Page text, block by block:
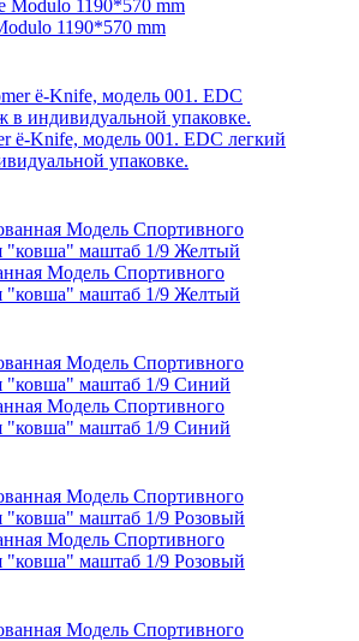
1190*570 mm
ё-Knife, модель 001. EDC легкий
упаковке.
Модель Спортивного
"ковша" маштаб 1/9 Желтый
Модель Спортивного
"ковша" маштаб 1/9 Синий
Модель Спортивного
"ковша" маштаб 1/9 Розовый